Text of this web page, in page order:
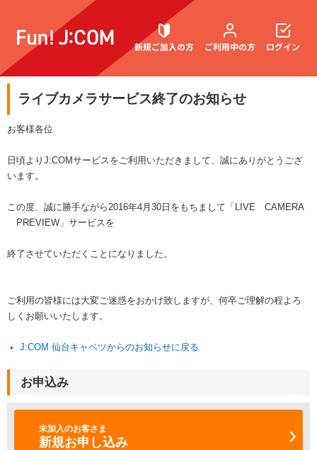
新規ご加入の方 ご利用中の方 ログイン
ライブカメラサービス終了のお知らせ
お客様各位
日頃よりJ:COMサービスをご利用いただきまして、誠にありがとうござ
います。
この度、誠に勝手ながら2016年4月30日をもちまして「LIVE CAMERA
PREVIEW」サービスを
終了させていただくことになりました。
ご利用の皆様には大変ご迷惑をおかけ致しますが、何卒ご理解の程よろ
しくお願いいたします。
J:COM 仙台キャベツからのお知らせに戻る
お申込み
未加入のお客さま
新規お申し込み